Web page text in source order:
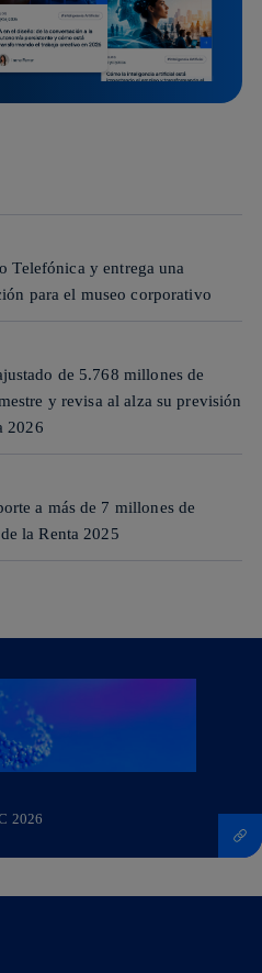
Telefónica y entrega una
para el museo corporativo
de 5.768 millones de
y revisa al alza su previsión
2026
a más de 7 millones de
la Renta 2025
2026